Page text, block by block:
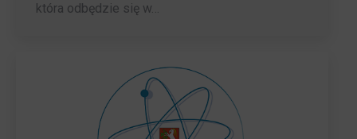
która odbędzie się w…